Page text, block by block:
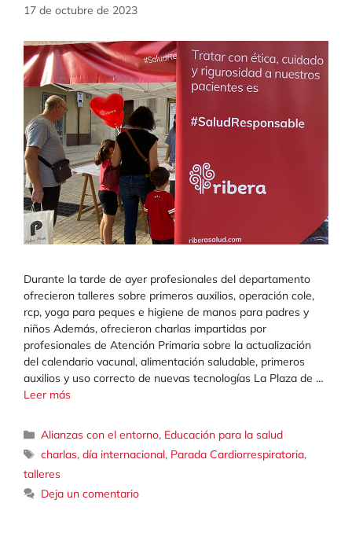
17 de octubre de 2023
Durante la tarde de ayer profesionales del departamento
ofrecieron talleres sobre primeros auxilios, operación cole,
rcp, yoga para peques e higiene de manos para padres y
niños Además, ofrecieron charlas impartidas por
profesionales de Atención Primaria sobre la actualización
del calendario vacunal, alimentación saludable, primeros
auxilios y uso correcto de nuevas tecnologías La Plaza de …
Leer más
Categorías
Alianzas con el entorno, Educación para la salud
Etiquetas
charlas,día internacional, Parada Cardiorrespiratoria,
talleres
Deja un comentario